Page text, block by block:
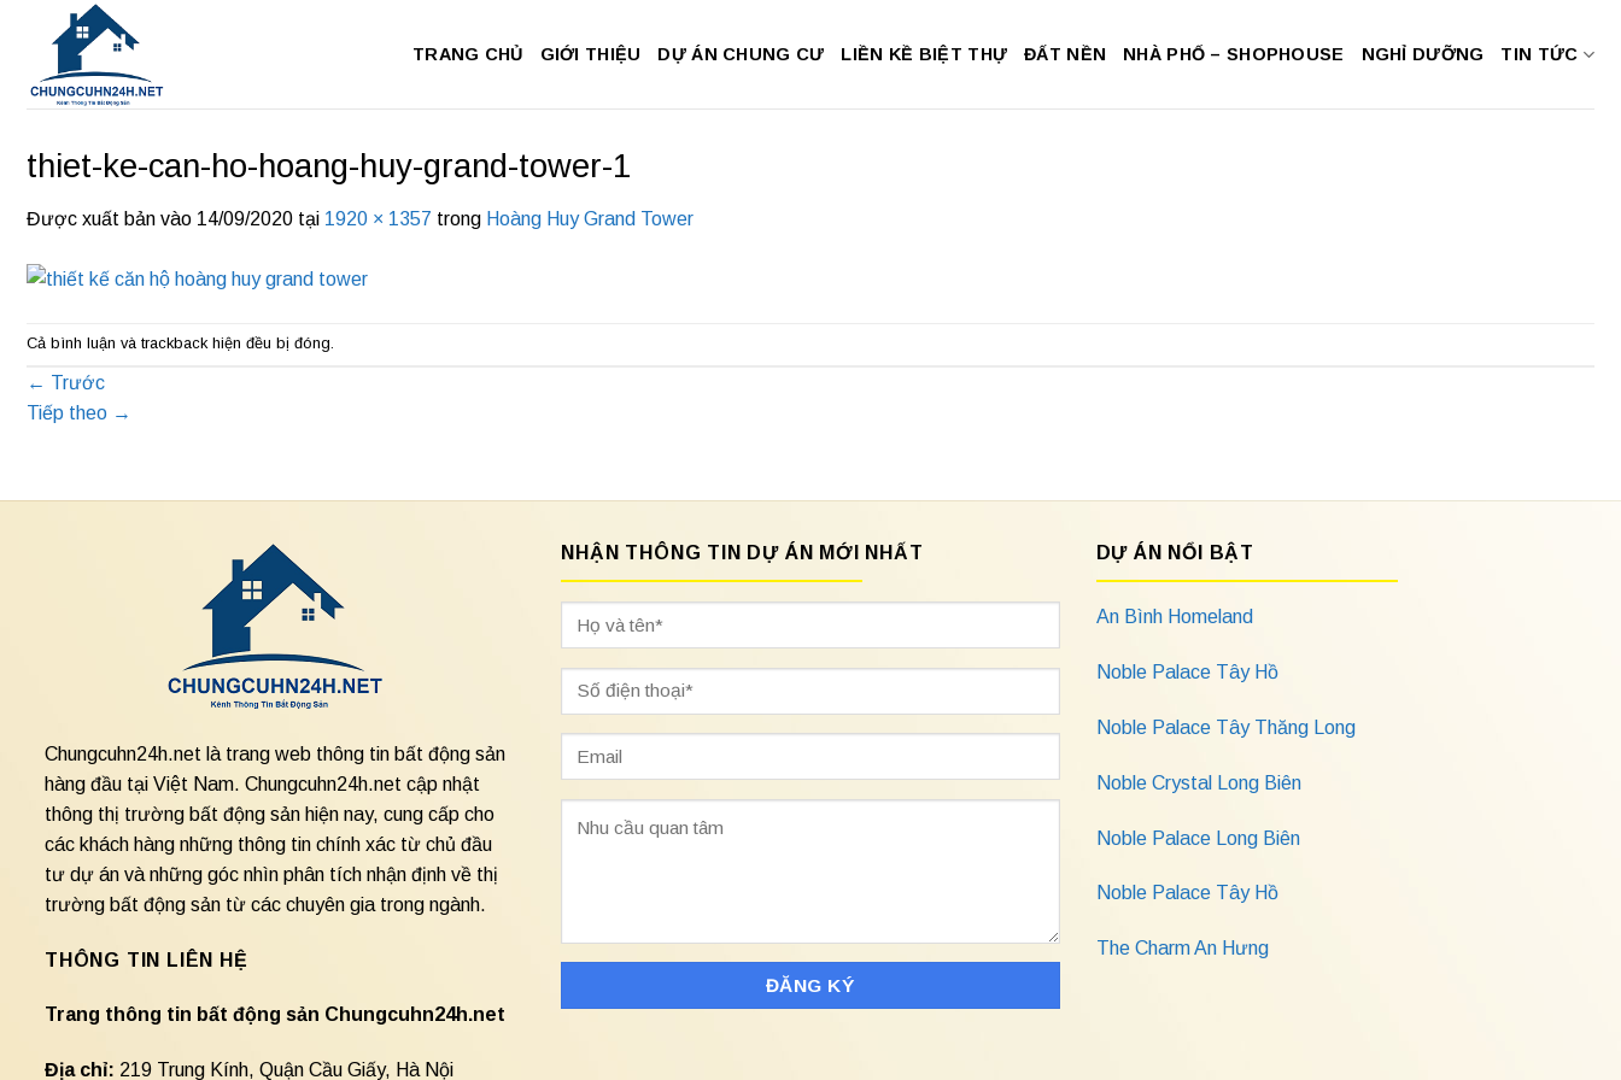
dung
TRANG CHỦ GIỚI THIỆU DỰ ÁN CHUNG CƯ LIỀN KỀ BIỆT THỰ ĐẤT NỀN NHÀ PHỐ – SHOPHOUSE NGHỈ DƯỠNG TIN TỨC
thiet-ke-can-ho-hoang-huy-grand-tower-1
Được xuất bản vào 14/09/2020 tại 1920 × 1357 trong Hoàng Huy Grand Tower
Cả bình luận và trackback hiện đều bị đóng.
← Trước
Tiếp theo →
Chungcuhn24h.net là trang web thông tin bất động sản
hàng đầu tại Việt Nam. Chungcuhn24h.net cập nhật
thông thị trường bất động sản hiện nay, cung cấp cho
các khách hàng những thông tin chính xác từ chủ đầu
tư dự án và những góc nhìn phân tích nhận định về thị
trường bất động sản từ các chuyên gia trong ngành.
THÔNG TIN LIÊN HỆ
Trang thông tin bất động sản Chungcuhn24h.net
Địa chỉ: 219 Trung Kính, Quận Cầu Giấy, Hà Nội
NHẬN THÔNG TIN DỰ ÁN MỚI NHẤT DỰ ÁN NỔI BẬT
An Bình Homeland
Noble Palace Tây Hồ
Noble Palace Tây Thăng Long
Noble Crystal Long Biên
Noble Palace Long Biên
Noble Palace Tây Hồ
The Charm An Hưng